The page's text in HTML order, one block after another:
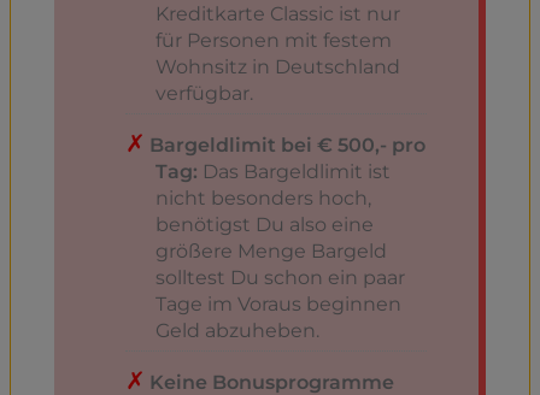
Kreditkarte Classic ist nur
für Personen mit festem
Wohnsitz in Deutschland
verfügbar.
Bargeldlimit bei € 500,- pro
Tag: Das Bargeldlimit ist
nicht besonders hoch,
benötigst Du also eine
größere Menge Bargeld
solltest Du schon ein paar
Tage im Voraus beginnen
Geld abzuheben.
Keine Bonusprogramme